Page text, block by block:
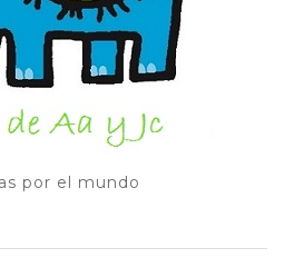
por el mundo